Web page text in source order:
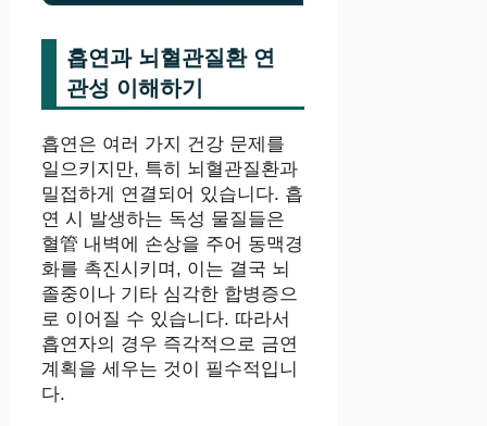
흡연과 뇌혈관질환 연
관성 이해하기
흡연은 여러 가지 건강 문제를
일으키지만, 특히 뇌혈관질환과
밀접하게 연결되어 있습니다. 흡
연 시 발생하는 독성 물질들은
혈管 내벽에 손상을 주어 동맥경
화를 촉진시키며, 이는 결국 뇌
졸중이나 기타 심각한 합병증으
로 이어질 수 있습니다. 따라서
흡연자의 경우 즉각적으로 금연
계획을 세우는 것이 필수적입니
다.